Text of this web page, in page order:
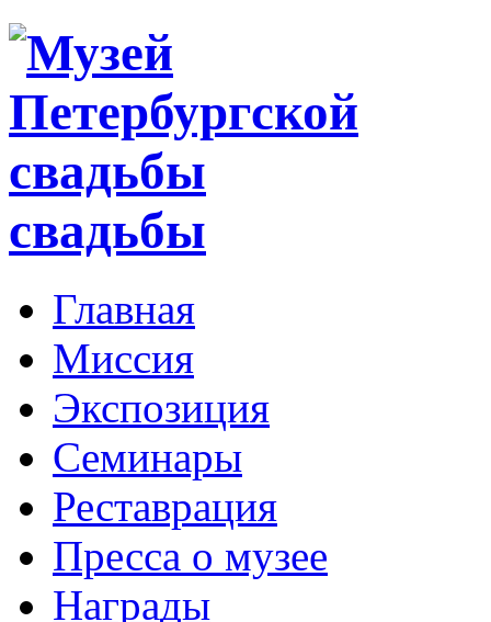
свадьбы
Главная
Миссия
Экспозиция
Семинары
Реставрация
Пресса о музее
Награды